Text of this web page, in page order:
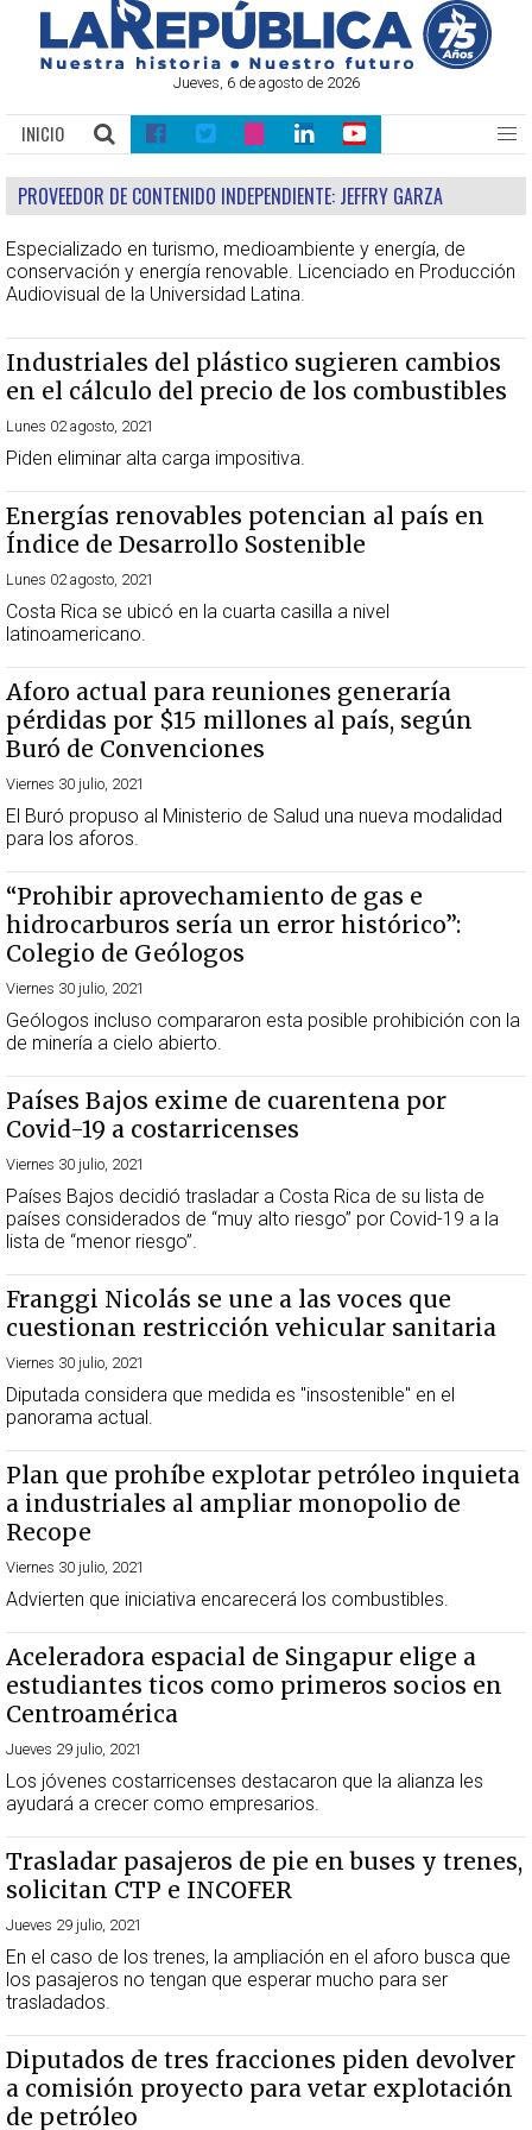
Jueves, 6 de agosto de 2026
INICIO
PROVEEDOR DE CONTENIDO INDEPENDIENTE: JEFFRY GARZA
Especializado en turismo, medioambiente y energía, de
conservación y energía renovable. Licenciado en Producción
Audiovisual de la Universidad Latina.
Industriales del plástico sugieren cambios
en el cálculo del precio de los combustibles
Lunes 02 agosto, 2021
Piden eliminar alta carga impositiva.
Energías renovables potencian al país en
Índice de Desarrollo Sostenible
Lunes 02 agosto, 2021
Costa Rica se ubicó en la cuarta casilla a nivel
latinoamericano.
Aforo actual para reuniones generaría
pérdidas por $15 millones al país, según
Buró de Convenciones
Viernes 30 julio, 2021
El Buró propuso al Ministerio de Salud una nueva modalidad
para los aforos.
“Prohibir aprovechamiento de gas e
hidrocarburos sería un error histórico”:
Colegio de Geólogos
Viernes 30 julio, 2021
Geólogos incluso compararon esta posible prohibición con la
de minería a cielo abierto.
Países Bajos exime de cuarentena por
Covid-19 a costarricenses
Viernes 30 julio, 2021
Países Bajos decidió trasladar a Costa Rica de su lista de
países considerados de “muy alto riesgo” por Covid-19 a la
lista de “menor riesgo”.
Franggi Nicolás se une a las voces que
cuestionan restricción vehicular sanitaria
Viernes 30 julio, 2021
Diputada considera que medida es "insostenible" en el
panorama actual.
Plan que prohíbe explotar petróleo inquieta
a industriales al ampliar monopolio de
Recope
Viernes 30 julio, 2021
Advierten que iniciativa encarecerá los combustibles.
Aceleradora espacial de Singapur elige a
estudiantes ticos como primeros socios en
Centroamérica
Jueves 29 julio, 2021
Los jóvenes costarricenses destacaron que la alianza les
ayudará a crecer como empresarios.
Trasladar pasajeros de pie en buses y trenes,
solicitan CTP e INCOFER
Jueves 29 julio, 2021
En el caso de los trenes, la ampliación en el aforo busca que
los pasajeros no tengan que esperar mucho para ser
trasladados.
Diputados de tres fracciones piden devolver
a comisión proyecto para vetar explotación
de petróleo